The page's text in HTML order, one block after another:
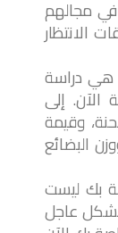
مجالهم
الانتظار
هي دراسة
إلى
وقيمة
البضائع
بك ليست
عاجل